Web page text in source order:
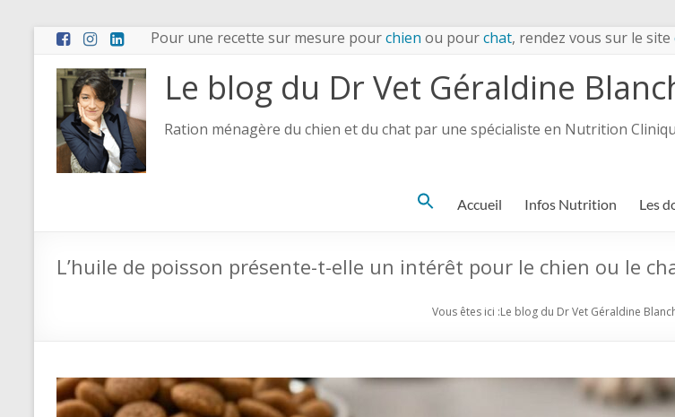
Aller
contenu
Pour une recette sur mesure pourchien ou pourchat, rendez vous sur le site
Le blog du Dr Vet Géraldine
Ration ménagère du chien et du chat par une spécialiste en Nutrition
Search Accueil Infos Nutrition Les
L’huile de poisson présente-t-elle un intérêt pour le chien ou le
Vous êtes ici :Le blog du Dr Vet Géraldine